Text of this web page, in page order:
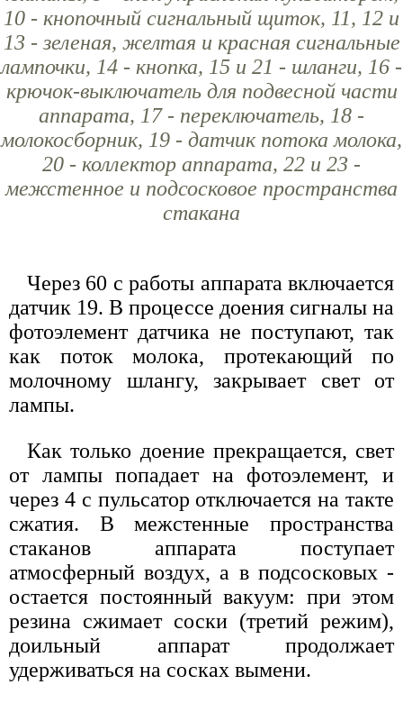
10 - кнопочный сигнальный щиток, 11, 12 и
13 - зеленая, желтая и красная сигнальные
лампочки, 14 - кнопка, 15 и 21 - шланги, 16 -
крючок-выключатель для подвесной части
аппарата, 17 - переключатель, 18 -
молокосборник, 19 - датчик потока молока,
20 - коллектор аппарата, 22 и 23 -
межстенное и подсосковое пространства
стакана
Через 60 с работы аппарата включается
датчик 19. В процессе доения сигналы на
фотоэлемент датчика не поступают, так
как поток молока, протекающий по
молочному шлангу, закрывает свет от
лампы.
Как только доение прекращается, свет
от лампы попадает на фотоэлемент, и
через 4 с пульсатор отключается на такте
сжатия. В межстенные пространства
стаканов аппарата поступает
атмосферный воздух, а в подсосковых -
остается постоянный вакуум: при этом
резина сжимает соски (третий режим),
доильный аппарат продолжает
удерживаться на сосках вымени.